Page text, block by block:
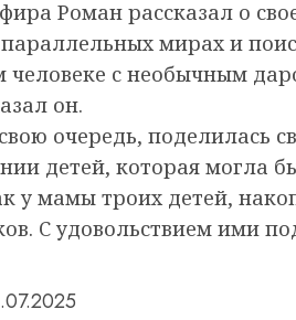
Роман рассказал о
мирах и
человеке с необычным
он.
очередь, поделилась
детей, которая могла
у мамы троих детей,
С удовольствием ими